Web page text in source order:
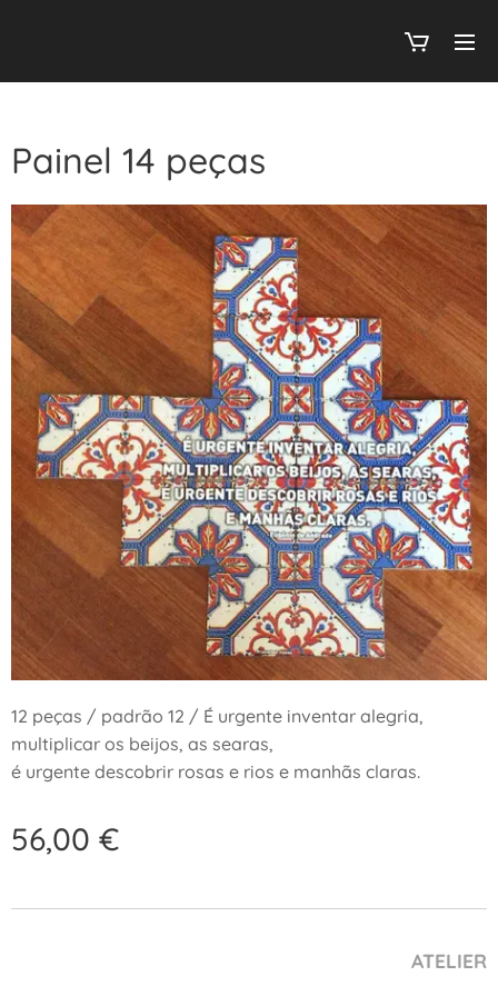
Painel 14 peças
12 peças / padrão 12 / É urgente inventar alegria,
multiplicar os beijos, as searas,
é urgente descobrir rosas e rios e manhãs claras.
56,00 €
ATELIER